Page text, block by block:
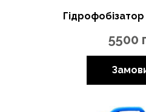
5500